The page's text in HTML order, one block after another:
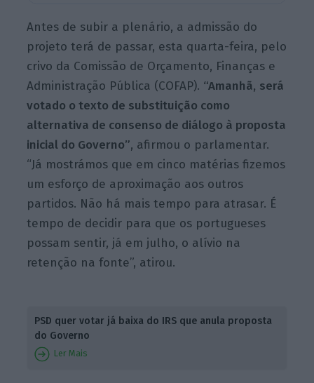
Antes de subir a plenário, a admissão do
projeto terá de passar, esta quarta-feira, pelo
crivo da Comissão de Orçamento, Finanças e
Administração Pública (COFAP). “Amanhã, será
votado o texto de substituição como
alternativa de consenso de diálogo à proposta
inicial do Governo”, afirmou o parlamentar.
“Já mostrámos que em cinco matérias fizemos
um esforço de aproximação aos outros
partidos. Não há mais tempo para atrasar. É
tempo de decidir para que os portugueses
possam sentir, já em julho, o alívio na
retenção na fonte”, atirou.
PSD quer votar já baixa do IRS que anula proposta
do Governo
Ler Mais